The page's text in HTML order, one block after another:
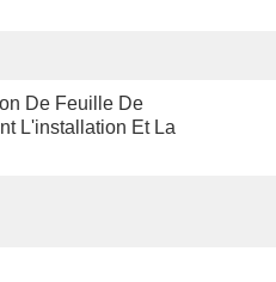
De Feuille De
L'installation Et La